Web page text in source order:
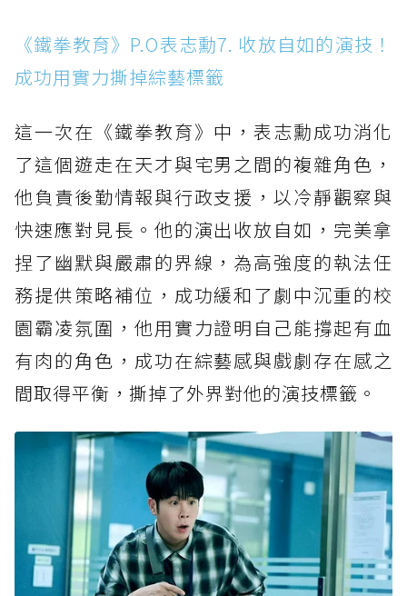
《鐵拳教育》P.O表志勳7. 收放自如的演技！
成功用實力撕掉綜藝標籤
這一次在《鐵拳教育》中，表志勳成功消化
了這個遊走在天才與宅男之間的複雜角色，
他負責後勤情報與行政支援，以冷靜觀察與
快速應對見長。他的演出收放自如，完美拿
捏了幽默與嚴肅的界線，為高強度的執法任
務提供策略補位，成功緩和了劇中沉重的校
園霸凌氛圍，他用實力證明自己能撐起有血
有肉的角色，成功在綜藝感與戲劇存在感之
間取得平衡，撕掉了外界對他的演技標籤。